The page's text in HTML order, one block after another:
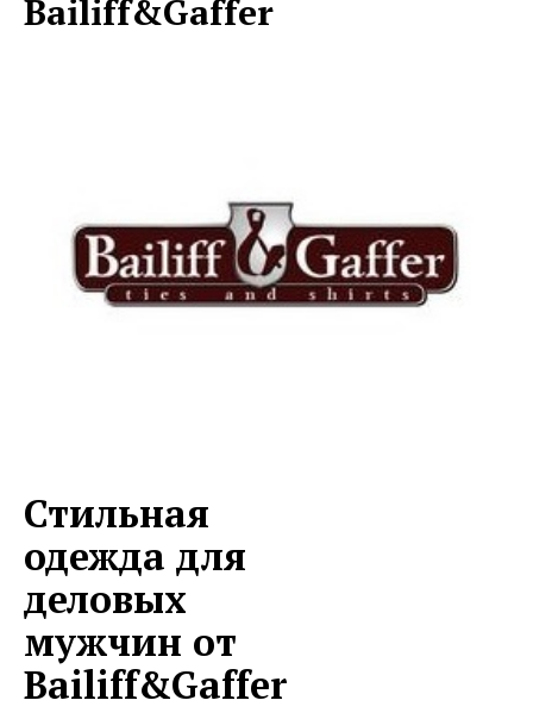
Bailiff&Gaffer
Стильная
одежда для
деловых
мужчин от
Bailiff&Gaffer